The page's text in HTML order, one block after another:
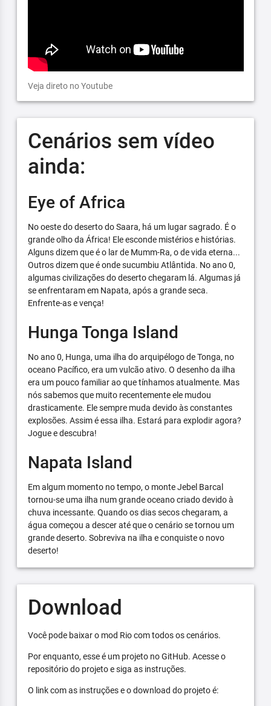
Veja direto no Youtube
Cenários sem vídeo
ainda:
Eye of Africa
No oeste do deserto do Saara, há um lugar sagrado. É o
grande olho da África! Ele esconde mistérios e histórias.
Alguns dizem que é o lar de Mumm-Ra, o de vida eterna...
Outros dizem que é onde sucumbiu Atlântida. No ano 0,
algumas civilizações do deserto chegaram lá. Algumas já
se enfrentaram em Napata, após a grande seca.
Enfrente-as e vença!
Hunga Tonga Island
No ano 0, Hunga, uma ilha do arquipélogo de Tonga, no
oceano Pacífico, era um vulcão ativo. O desenho da ilha
era um pouco familiar ao que tínhamos atualmente. Mas
nós sabemos que muito recentemente ele mudou
drasticamente. Ele sempre muda devido às constantes
explosões. Assim é essa ilha. Estará para explodir agora?
Jogue e descubra!
Napata Island
Em algum momento no tempo, o monte Jebel Barcal
tornou-se uma ilha num grande oceano criado devido à
chuva incessante. Quando os dias secos chegaram, a
água começou a descer até que o cenário se tornou um
grande deserto. Sobreviva na ilha e conquiste o novo
deserto!
Download
Você pode baixar o mod Rio com todos os cenários.
Por enquanto, esse é um projeto no GitHub. Acesse o
repositório do projeto e siga as instruções.
O link com as instruções e o download do projeto é: